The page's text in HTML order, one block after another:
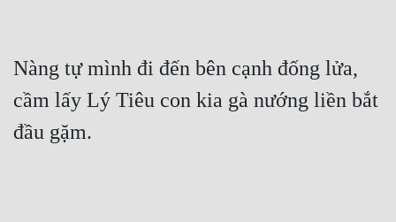
Nàng tự mình đi đến bên cạnh đống lửa,
cầm lấy Lý Tiêu con kia gà nướng liền bắt
đầu gặm.